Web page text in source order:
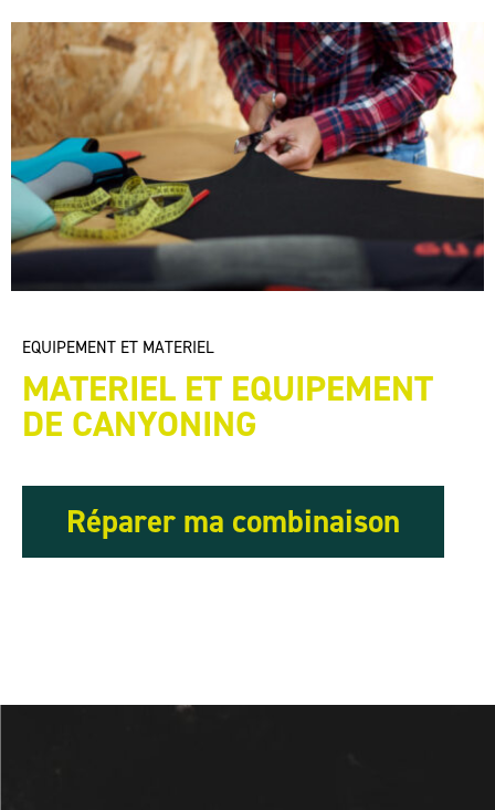
EQUIPEMENT ET MATERIEL
MATERIEL ET EQUIPEMENT
DE CANYONING
Réparer ma combinaison